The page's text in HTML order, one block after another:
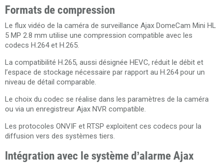
Formats de compression
Le flux vidéo de la caméra de surveillance Ajax DomeCam Mini HL
5 MP 2.8 mm utilise une compression compatible avec les
codecs H.264 et H.265.
La compatibilité H.265, aussi désignée HEVC, réduit le débit et
l’espace de stockage nécessaire par rapport au H.264 pour un
niveau de détail comparable.
Le choix du codec se réalise dans les paramètres de la caméra
ou via un enregistreur Ajax NVR compatible.
Les protocoles ONVIF et RTSP exploitent ces codecs pour la
diffusion vers des systèmes tiers.
Intégration avec le système d’alarme Ajax